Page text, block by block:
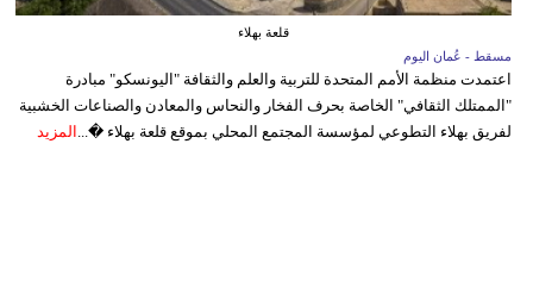
قلعة بهلاء
مسقط - عُمان اليوم
اعتمدت منظمة الأمم المتحدة للتربية والعلم والثقافة "اليونسكو" مبادرة
"الممتلك الثقافي" الخاصة بحرف الفخار والنحاس والمعادن والصناعات الخشبية
لفريق بهلاء التطوعي لمؤسسة المجتمع المحلي بموقع قلعة بهلاء �... المزيد